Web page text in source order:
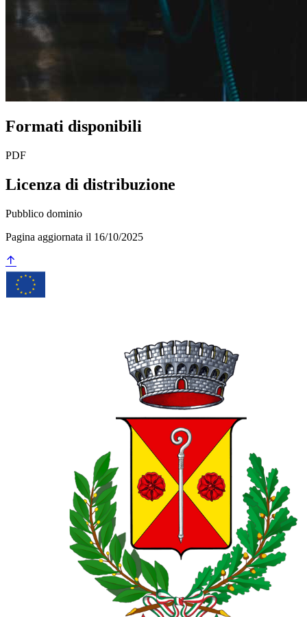
Formati disponibili
PDF
Licenza di distribuzione
Pubblico dominio
Pagina aggiornata il 16/10/2025